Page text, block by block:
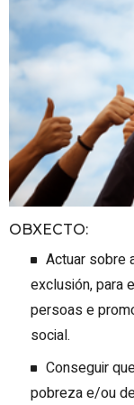
OBXECTO:
Actuar sobre
exclusión, para
persoas e
social.
Conseguir
pobreza e/ou